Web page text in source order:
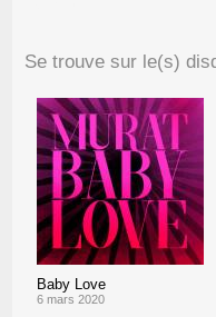
Se trouve sur le(s)
Baby Love
6 mars 2020